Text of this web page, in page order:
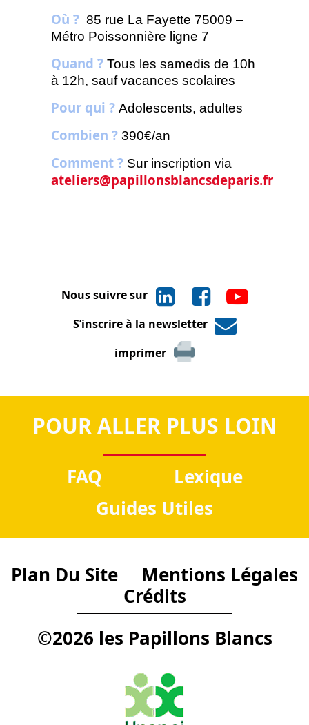
Où ? 85 rue La Fayette 75009 –
Métro Poissonnière ligne 7
Quand ? Tous les samedis de 10h
à 12h, sauf vacances scolaires
Pour qui ? Adolescents, adultes
Combien ? 390€/an
Comment ? Sur inscription via
ateliers@papillonsblancsdeparis.fr
Nous suivre sur
S’inscrire à la newsletter
imprimer
POUR ALLER PLUS LOIN
FAQ
Lexique
Guides Utiles
Plan Du Site
Mentions Légales
Crédits
©2026 les Papillons Blancs